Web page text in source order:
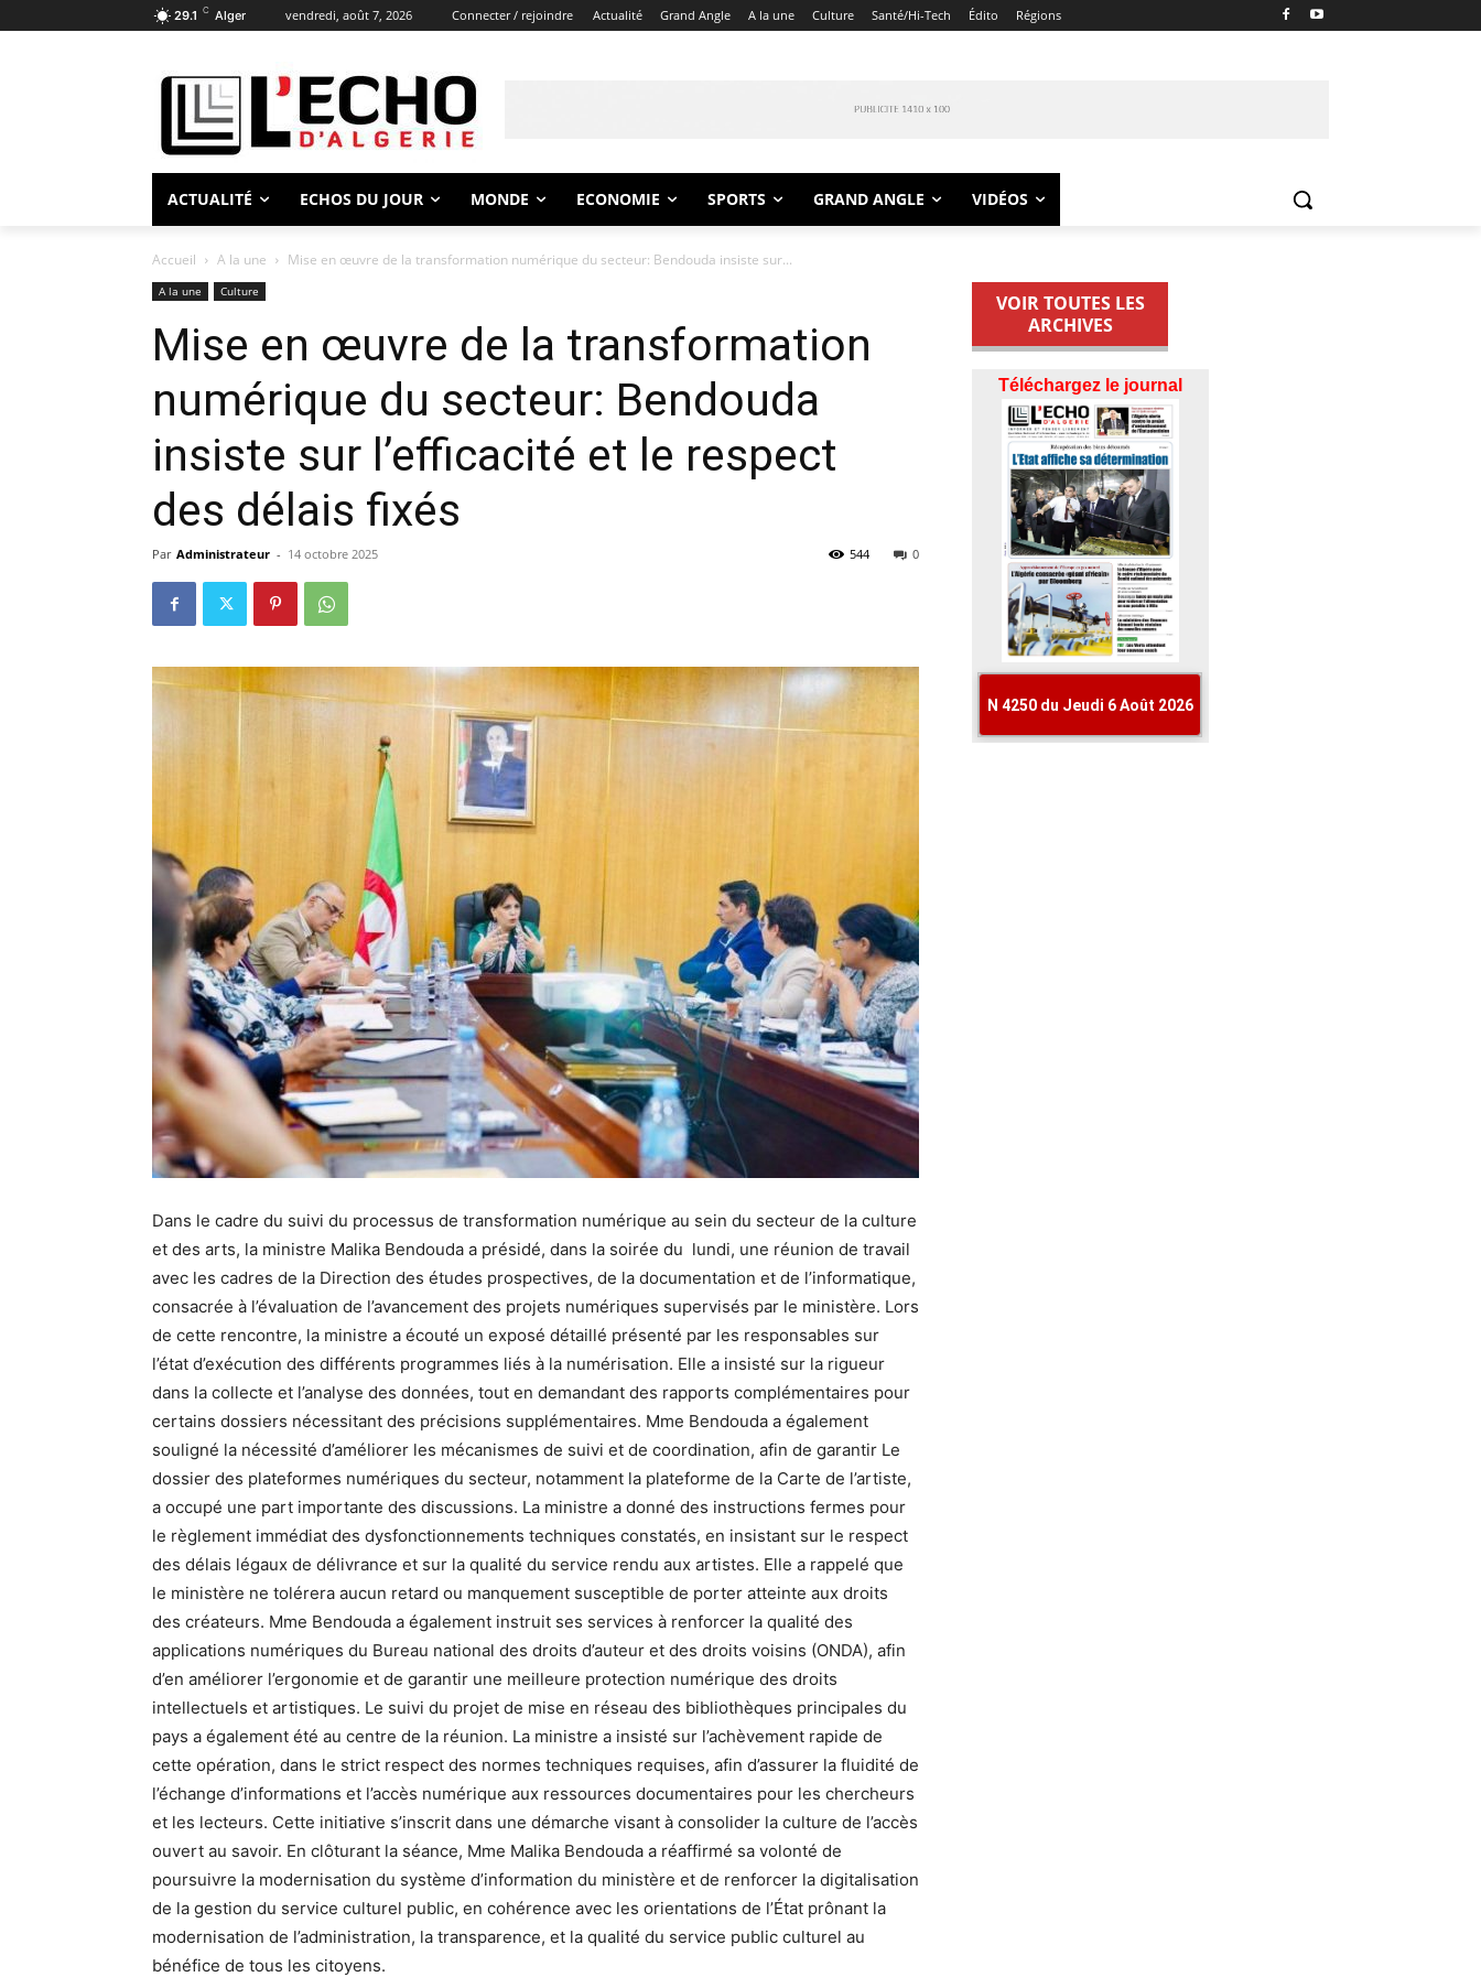
29.1 C Alger vendredi, août 7, 2026 Connecter / rejoindre Actualité Grand Angle A la une Culture Santé/Hi-Tech Édito Régions
ACTUALITÉ ECHOS DU JOUR MONDE ECONOMIE SPORTS GRAND ANGLE VIDÉOS
Accueil A la une Mise en œuvre de la transformation numérique du secteur: Bendouda insiste sur...
A la une Culture
Mise en œuvre de la transformation
numérique du secteur: Bendouda
insiste sur l’efficacité et le respect
des délais fixés
Par Administrateur - 14 octobre 2025 0
544
Dans le cadre du suivi du processus de transformation numérique au sein du secteur de la culture
et des arts, la ministre Malika Bendouda a présidé, dans la soirée du lundi, une réunion de travail
avec les cadres de la Direction des études prospectives, de la documentation et de l’informatique,
consacrée à l’évaluation de l’avancement des projets numériques supervisés par le ministère. Lors
de cette rencontre, la ministre a écouté un exposé détaillé présenté par les responsables sur
l’état d’exécution des différents programmes liés à la numérisation. Elle a insisté sur la rigueur
dans la collecte et l’analyse des données, tout en demandant des rapports complémentaires pour
certains dossiers nécessitant des précisions supplémentaires. Mme Bendouda a également
souligné la nécessité d’améliorer les mécanismes de suivi et de coordination, afin de garantir Le
dossier des plateformes numériques du secteur, notamment la plateforme de la Carte de l’artiste,
a occupé une part importante des discussions. La ministre a donné des instructions fermes pour
le règlement immédiat des dysfonctionnements techniques constatés, en insistant sur le respect
des délais légaux de délivrance et sur la qualité du service rendu aux artistes. Elle a rappelé que
le ministère ne tolérera aucun retard ou manquement susceptible de porter atteinte aux droits
des créateurs. Mme Bendouda a également instruit ses services à renforcer la qualité des
applications numériques du Bureau national des droits d’auteur et des droits voisins (ONDA), afin
d’en améliorer l’ergonomie et de garantir une meilleure protection numérique des droits
intellectuels et artistiques. Le suivi du projet de mise en réseau des bibliothèques principales du
pays a également été au centre de la réunion. La ministre a insisté sur l’achèvement rapide de
cette opération, dans le strict respect des normes techniques requises, afin d’assurer la fluidité de
l’échange d’informations et l’accès numérique aux ressources documentaires pour les chercheurs
et les lecteurs. Cette initiative s’inscrit dans une démarche visant à consolider la culture de l’accès
ouvert au savoir. En clôturant la séance, Mme Malika Bendouda a réaffirmé sa volonté de
poursuivre la modernisation du système d’information du ministère et de renforcer la digitalisation
de la gestion du service culturel public, en cohérence avec les orientations de l’État prônant la
modernisation de l’administration, la transparence, et la qualité du service public culturel au
bénéfice de tous les citoyens.
VOIR TOUTES LES
ARCHIVES